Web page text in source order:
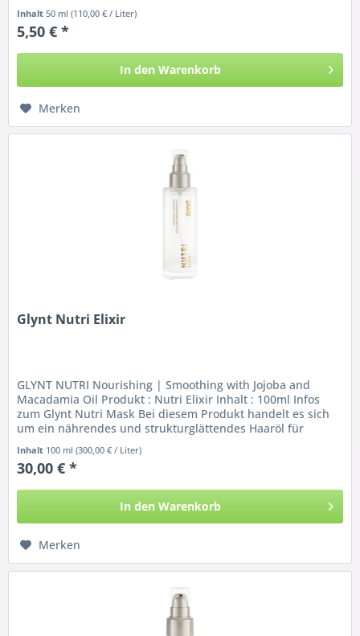
Inhalt 50 ml(110,00 € / Liter)
5,50 € *
In den Warenkorb
Merken
Glynt Nutri Elixir
GLYNT NUTRI Nourishing | Smoothing with Jojoba and
Macadamia Oil Produkt : Nutri Elixir Inhalt : 100ml Infos
zum Glynt Nutri Mask Bei diesem Produkt handelt es sich
um ein nährendes und strukturglättendes Haaröl für
normales bis dickes,...
Inhalt 100 ml(300,00 € / Liter)
30,00 € *
In den Warenkorb
Merken